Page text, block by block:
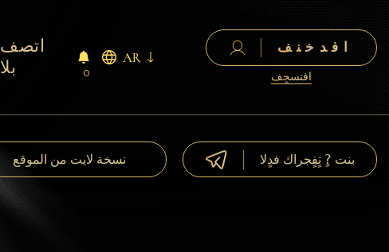
اتصف
بلا
0
AR
افدخنف
افتسجٍف
نسخة لايت من الموقع بنت ?ٍ تٍفٍجراك فدٍلا